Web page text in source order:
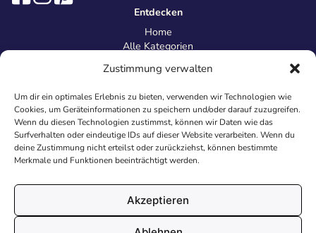
Zustimmung verwalten
Um dir ein optimales Erlebnis zu bieten, verwenden wir Technologien wie
Cookies, um Geräteinformationen zu speichern und/oder darauf zuzugreifen.
Wenn du diesen Technologien zustimmst, können wir Daten wie das
Surfverhalten oder eindeutige IDs auf dieser Website verarbeiten. Wenn du
deine Zustimmung nicht erteilst oder zurückziehst, können bestimmte
Merkmale und Funktionen beeinträchtigt werden.
Akzeptieren
Entdecken
Home
Alle Kategorien
Information
Über uns
Kontakt
Inhaltsrichtlinien
Recht & Datenschutz
Impressum
AGB
Cookies